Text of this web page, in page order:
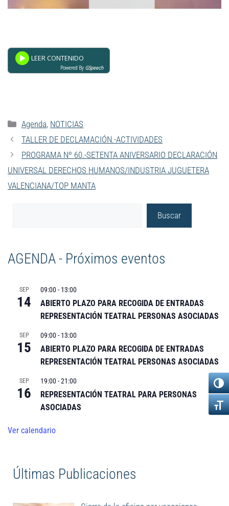
Powered By GSpeech
Agenda, NOTICIAS
TALLER DE DECLAMACIÓN.-ACTIVIDADES
PROGRAMA Nº 60.-SETENTA ANIVERSARIO DECLARACIÓN
UNIVERSAL DERECHOS HUMANOS/INDUSTRIA JUGUETERA
VALENCIANA/TOP MANTA
Buscar
AGENDA - Próximos eventos
SEP
14
09:00-13:00
ABIERTO PLAZO PARA RECOGIDA DE ENTRADAS
REPRESENTACIÓN TEATRAL PERSONAS ASOCIADAS
SEP
15
09:00-13:00
ABIERTO PLAZO PARA RECOGIDA DE ENTRADAS
REPRESENTACIÓN TEATRAL PERSONAS ASOCIADAS
SEP
16
19:00-21:00
REPRESENTACIÓN TEATRAL PARA PERSONAS
ASOCIADAS
Ver calendario
Últimas Publicaciones